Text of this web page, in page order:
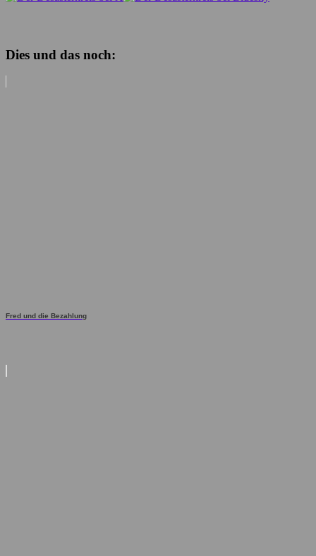
Dies und das noch:
Fred und die Bezahlung